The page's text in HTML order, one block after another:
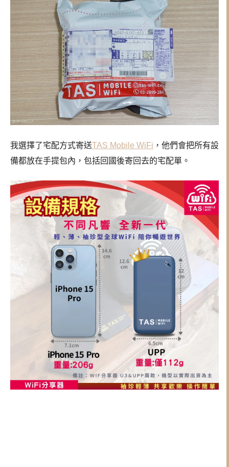
我選擇了宅配方式寄送TAS Mobile WiFi ，他們會把所有設
備都放在手提包內，包括回國後寄回去的宅配單。